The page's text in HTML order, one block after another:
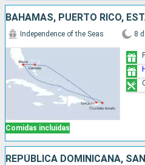
Comidas incluidas
Independence of the Seas 8 d